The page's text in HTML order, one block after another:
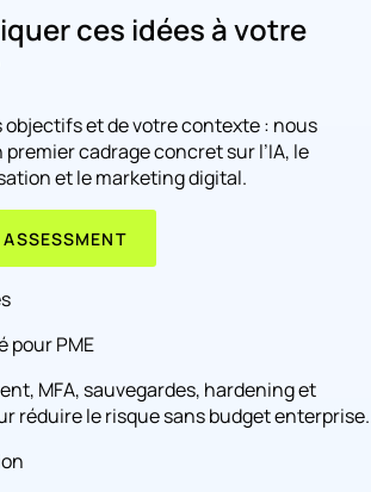
ces idées à votre
objectifs et de votre contexte : nous
cadrage concret sur l’IA, le
et le marketing digital.
pour PME
MFA, sauvegardes, hardening et
réduire le risque sans budget enterprise.